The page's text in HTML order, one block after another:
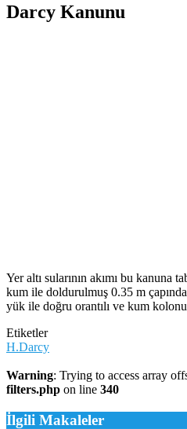
Darcy Kanunu
Yer altı sularının akımı bu
kum ile doldurulmuş 0.35 m
yük ile doğru orantılı ve kum
Etiketler
H.Darcy
Warning: Trying to access array
filters.php on line 340
İlgili Makaleler